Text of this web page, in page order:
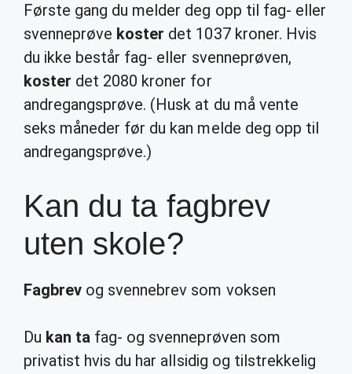
Første gang du melder deg opp til fag- eller
svenneprøve koster det 1037 kroner. Hvis
du ikke består fag- eller svenneprøven,
koster det 2080 kroner for
andregangsprøve. (Husk at du må vente
seks måneder før du kan melde deg opp til
andregangsprøve.)
Kan du ta fagbrev
uten skole?
Fagbrev og svennebrev som voksen
Du kan ta fag- og svenneprøven som
privatist hvis du har allsidig og tilstrekkelig